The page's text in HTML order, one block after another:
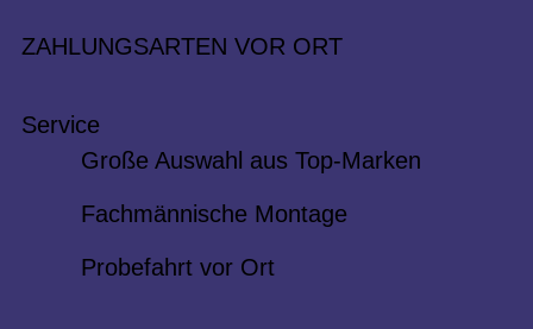
ZAHLUNGSARTEN VOR ORT
Service
Große Auswahl aus Top-Marken
Fachmännische Montage
Probefahrt vor Ort